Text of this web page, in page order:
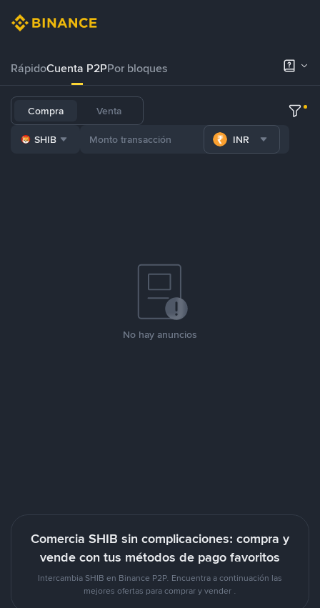
RápidoCuenta P2PPor bloques
Compra Venta
SHIB INR
No hay anuncios
Comercia SHIB sin complicaciones: compra y
vende con tus métodos de pago favoritos
Intercambia SHIB en Binance P2P. Encuentra a continuación las
mejores ofertas para comprar y vender .